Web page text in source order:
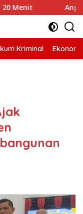
Anggota DPRD
Kriminal Ekonomi